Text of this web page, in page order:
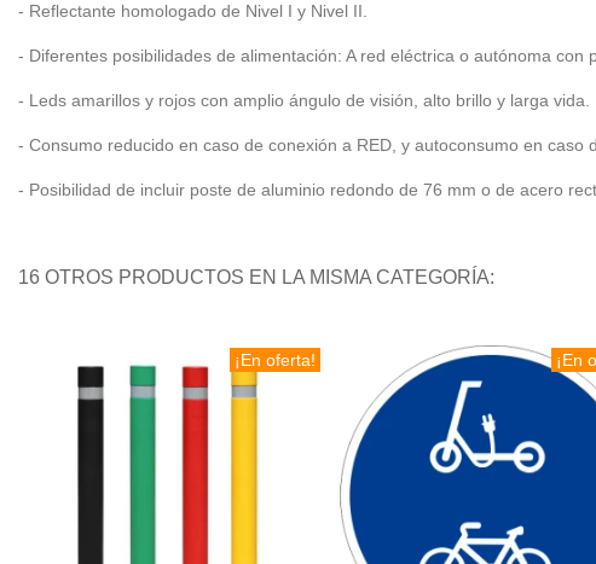
- Reflectante homologado de Nivel I y Nivel II.
- Diferentes posibilidades de alimentación: A red eléctrica o autónoma con
- Leds amarillos y rojos con amplio ángulo de visión, alto brillo y larga
- Consumo reducido en caso de conexión a RED, y autoconsumo en caso
- Posibilidad de incluir poste de aluminio redondo de 76 mm o de acero
16 OTROS PRODUCTOS EN LA MISMA CATEGORÍA:
¡En oferta! ¡En